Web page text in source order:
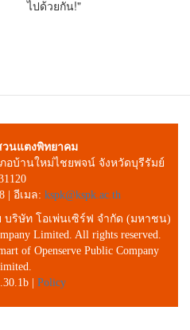
ไปด้วยกัน!"
วนแตงพิทยาคม
อบ้านใหม่ไชยพจน์ จังหวัดบุรีรัมย์
| อีเมล: kspk@kspk.ac.th
ริษัท โอเพ่นเซิร์ฟ จำกัด (มหาชน)
Limited. All rights reserved.
of Openserve Public Company
| Policy